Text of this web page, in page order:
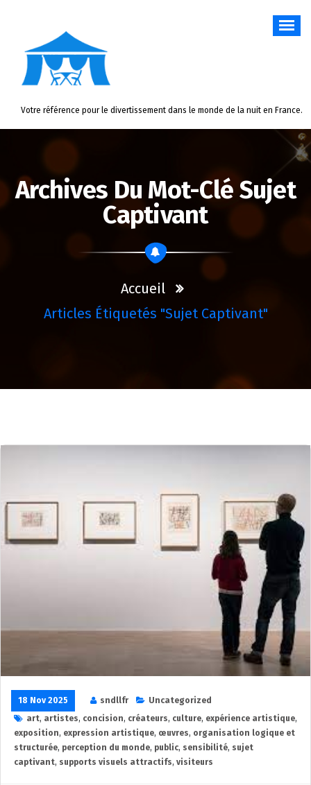
Votre référence pour le divertissement dans le monde de la nuit en France.
Archives Du Mot-Clé Sujet
Captivant
Accueil
Articles Étiquetés "sujet Captivant"
18 Nov 2025 sndllfr
Uncategorized
art, artistes, concision, créateurs, culture, expérience artistique,
exposition, expression artistique, œuvres, organisation logique et
structurée, perception du monde, public, sensibilité, sujet
captivant, supports visuels attractifs, visiteurs